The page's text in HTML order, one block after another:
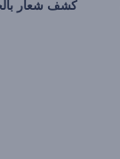
كشف شعار